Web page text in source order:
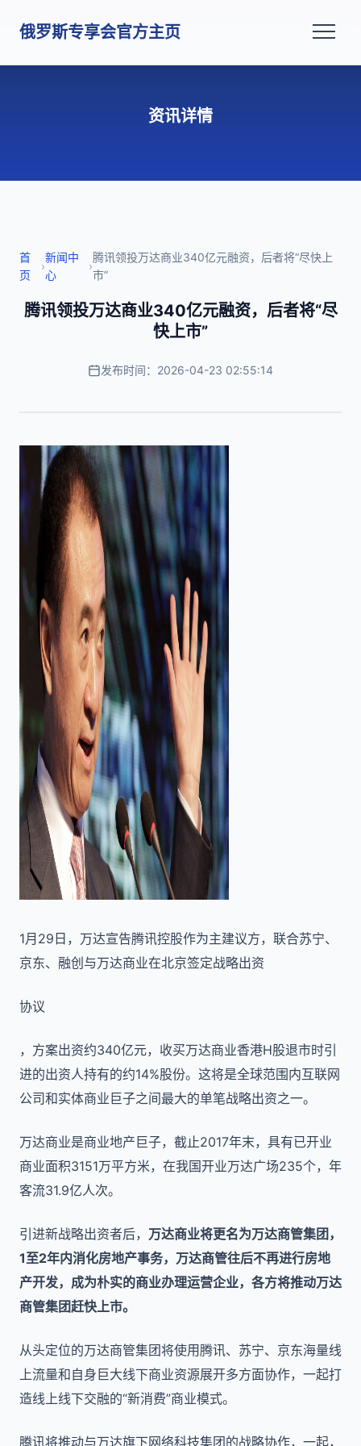
俄罗斯专享会官方主页
资讯详情
首
页
›
新闻中
心
›
腾讯领投万达商业340亿元融资，后者将“尽快上
市”
腾讯领投万达商业340亿元融资，后者将“尽
快上市”
发布时间：2026-04-23 02:55:14
1月29日，万达宣告腾讯控股作为主建议方，联合苏宁、
京东、融创与万达商业在北京签定战略出资
协议
，方案出资约340亿元，收买万达商业香港H股退市时引
进的出资人持有的约14%股份。这将是全球范围内互联网
公司和实体商业巨子之间最大的单笔战略出资之一。
万达商业是商业地产巨子，截止2017年末，具有已开业
商业面积3151万平方米，在我国开业万达广场235个，年
客流31.9亿人次。
引进新战略出资者后， 万达商业将更名为万达商管集团，
1至2年内消化房地产事务，万达商管往后不再进行房地
产开发，成为朴实的商业办理运营企业，各方将推动万达
商管集团赶快上市。
从头定位的万达商管集团将使用腾讯、苏宁、京东海量线
上流量和自身巨大线下商业资源展开多方面协作，一起打
造线上线下交融的“新消费”商业模式。
腾讯将推动与万达旗下网络科技集团的战略协作，一起，